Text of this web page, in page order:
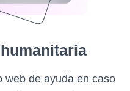
web de ayuda en caso